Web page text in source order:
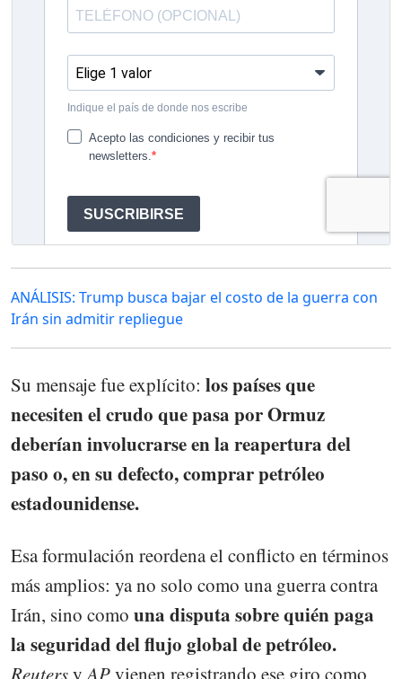
ANÁLISIS: Trump busca bajar el costo de la guerra con
Irán sin admitir repliegue
Su mensaje fue explícito: los países que
necesiten el crudo que pasa por Ormuz
deberían involucrarse en la reapertura del
paso o, en su defecto, comprar petróleo
estadounidense.
Esa formulación reordena el conflicto en términos
más amplios: ya no solo como una guerra contra
Irán, sino como una disputa sobrequién paga
la seguridad del flujo global de petróleo.
Reutersy APvienen registrando ese giro como